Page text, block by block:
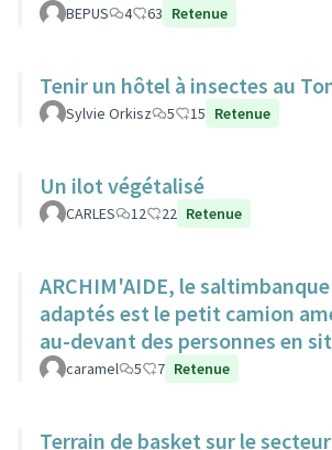
BEPUS 4 63 Retenue
Tenir un hôtel à insectes au
Sylvie Orkisz 5 15 Retenue
Un ilot végétalisé
CARLES 12 22 Retenue
ARCHIM'AIDE, le
adaptés est le petit camion
au-devant des personnes en
handicap pour animations
caramel 5 7 Retenue
Terrain de basket sur le